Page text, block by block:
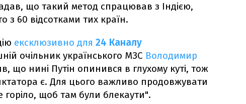
що такий метод спрацював з Індією,
з 60 відсотками тих країн.
ексклюзивно для 24 Каналу
очільник українського МЗС Володимир
що нині Путін опинився в глухому куті, тож
є. Для цього важливо продовжувати
горіло, щоб там були блекаути".